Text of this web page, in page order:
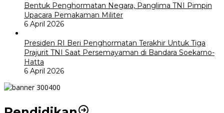
Bentuk Penghormatan Negara, Panglima TNI Pimpin
Upacara Pemakaman Militer
6 April 2026
Presiden RI Beri Penghormatan Terakhir Untuk Tiga
Prajurit TNI Saat Persemayaman di Bandara Soekarno-
Hatta
6 April 2026